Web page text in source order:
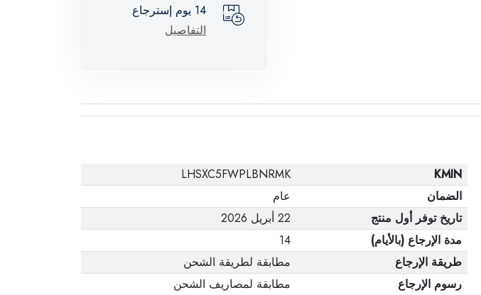
14 يوم إسترجاع
التفاصيل
KMIN
LHSXC5FWPLBNRMK
الضمان
عام
تاريخ توفر أول منتج
22 أبريل 2026
مدة الإرجاع (بالأيام)
14
طريقة الإرجاع
مطابقة لطريقة الشحن
رسوم الإرجاع
مطابقة لمصاريف الشحن